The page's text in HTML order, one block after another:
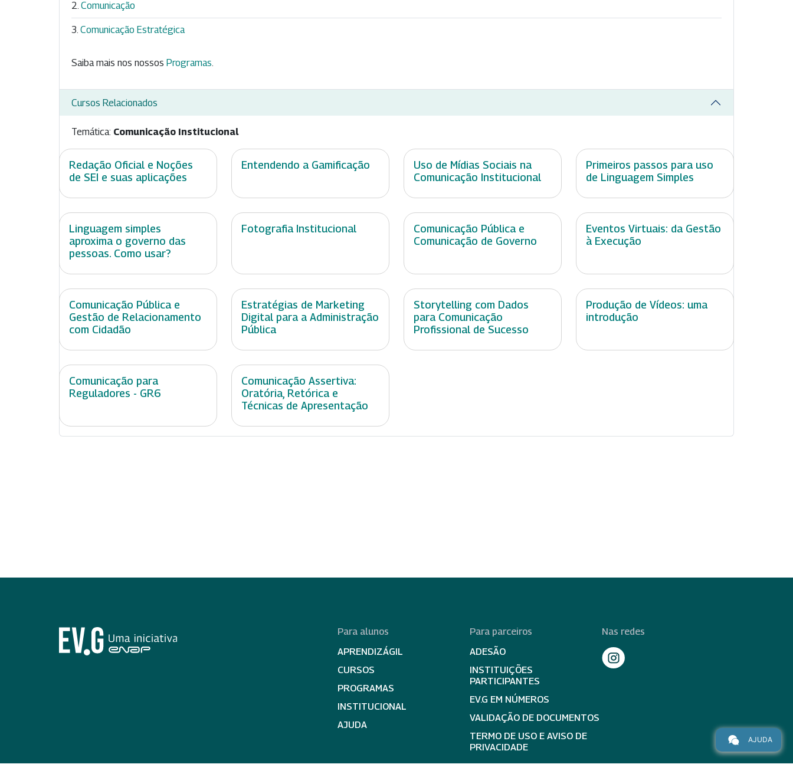
Comunicação
Comunicação Estratégica
Saiba mais nos nossos Programas.
Cursos Relacionados
Temática: Comunicação Institucional
Redação Oficial e Noções
de SEI e suas aplicações
Entendendo a Gamificação
Uso de Mídias Sociais na
Comunicação Institucional
Primeiros passos para uso
de Linguagem Simples
Linguagem simples
aproxima o governo das
pessoas. Como usar?
Fotografia Institucional
Comunicação Pública e
Comunicação de Governo
Eventos Virtuais: da Gestão
à Execução
Comunicação Pública e
Gestão de Relacionamento
com Cidadão
Estratégias de Marketing
Digital para a Administração
Pública
Storytelling com Dados
para Comunicação
Profissional de Sucesso
Produção de Vídeos: uma
introdução
Comunicação para
Reguladores - GR6
Comunicação Assertiva:
Oratória, Retórica e
Técnicas de Apresentação
Para alunos
APRENDIZÁGIL
CURSOS
PROGRAMAS
INSTITUCIONAL
AJUDA
Para parceiros
ADESÃO
INSTITUIÇÕES
PARTICIPANTES
EV.G EM NÚMEROS
VALIDAÇÃO DE DOCUMENTOS
TERMO DE USO E AVISO DE
PRIVACIDADE
Nas redes
AJUDA